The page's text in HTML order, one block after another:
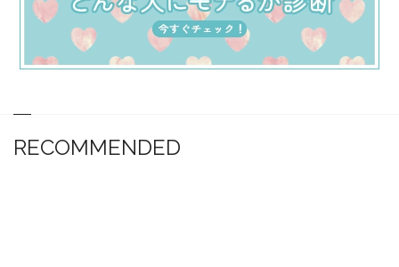
RECOMMENDED